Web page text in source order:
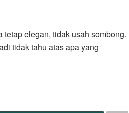
elegan, tidak usah sombong.
tidak tahu atas apa yang